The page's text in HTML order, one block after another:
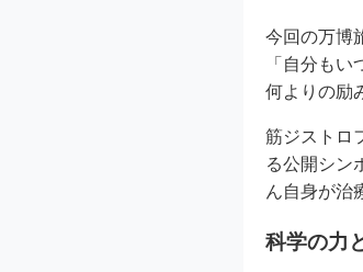
今回の万博
「自分も
何よりの励
筋ジストロ
る公開シン
ん自身が治
科学の力